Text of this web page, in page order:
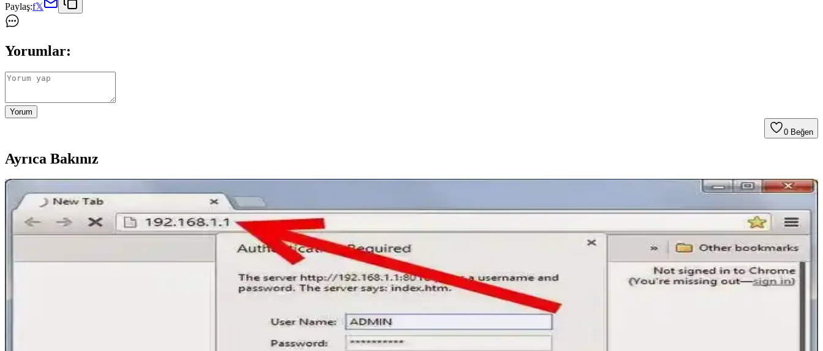
Paylaş:f𝕏
Yorumlar:
Yorum
0 Beğen
Ayrıca Bakınız
TP-Link RE705X Wi-Fi 6 Menzil Genişletici İnceleme ve Kullanıcı Yorumları
TP-Link RE705X Wi-Fi 6 menzil genişletici, yüksek hız ve kolay kurulum özellikleriyle ev ve ofislerde stabil internet sunar, kullanıcı deneyimleri ve avantajlarıyla öne çıkar.
Wi-Fi Kanal Seçimi ve Bağlantı Kalitesini Artırma Yöntemleri
Wi-Fi kanal seçimi, bağlantı kalitenizi doğrudan etkiler. En iyi kanalı belirlemek için analiz araçları ve teknolojik gelişmelerden faydalanın, stabil ve hızlı internet için düzenli kontrol şarttır.
Telefonu PC'ye Bağlayarak İnternet Erişimini Sağlama Yöntemleri ve Adımları
Telefonu PC'ye bağlayarak internet paylaşımı yapmanın çeşitli yöntemleri ve adımları detaylı şekilde anlatılıyor. Güvenlik ve performans ipuçlarıyla stabil bağlantı sağlayın.
Wi-Fi Engelleme Teknikleri ve Yasal Çerçevesi Hakkında Bilgilendirici Rehber